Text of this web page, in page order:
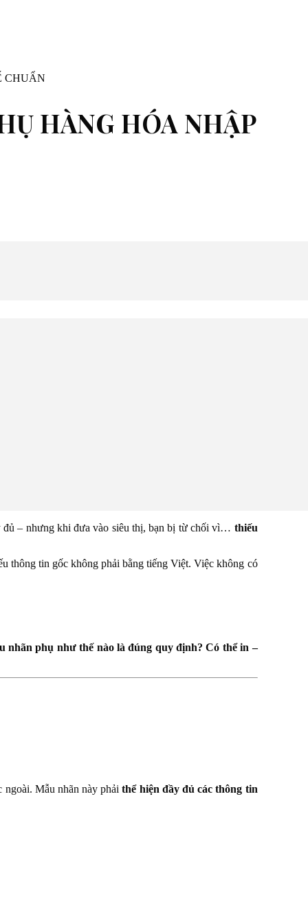
CHUẨN
HÀNG HÓA NHẬP
đủ – nhưng khi đưa vào siêu thị, bạn bị từ chối vì… thiếu
thông tin gốc không phải bằng tiếng Việt. Việc không có
nhãn phụ như thế nào là đúng quy định? Có thể in –
ngoài. Mẫu nhãn này phảithể hiện đầy đủ các thông tin